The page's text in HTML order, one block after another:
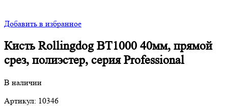
Добавить в избранное
Кисть Rollingdog BТ1000 40мм, прямой
срез, полиэстер, серия Professional
В наличии
Артикул: 10346